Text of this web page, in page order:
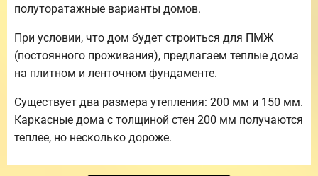
полуторатажные варианты домов.
При условии, что дом будет строиться для ПМЖ
(постоянного проживания), предлагаем теплые дома
на плитном и ленточном фундаменте.
Существует два размера утепления: 200 мм и 150 мм.
Каркасные дома с толщиной стен 200 мм получаются
теплее, но несколько дороже.